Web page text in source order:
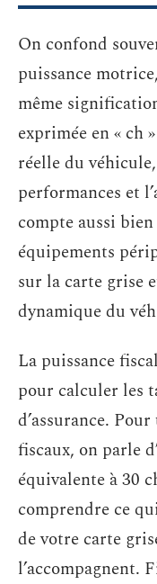
On confond
puissance
même
exprimée en « ch
réelle du
performances et
compte aussi
équipements
sur la carte grise
dynamique du
La puissance
pour calculer les
d’assurance.
fiscaux, on parle
équivalente à 30
comprendre ce
de votre carte
l’accompagnent.